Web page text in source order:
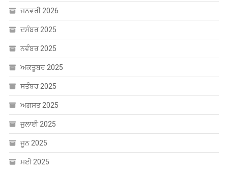
ਜੁਲਾਈ 2025
ਜੂਨ 2025
ਮਈ 2025
ਅਪ੍ਰੈਲ 2025
ਮਾਰਚ 2025
ਫਰਵਰੀ 2025
ਜਨਵਰੀ 2025
ਦਸੰਬਰ 2024
ਨਵੰਬਰ 2024